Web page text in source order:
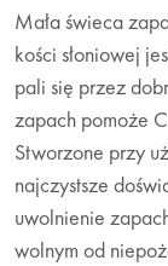
Mała świeca
kości słoniowej
pali się przez
zapach pomoże
Stworzone przy
najczystsze
uwolnienie
wolnym od